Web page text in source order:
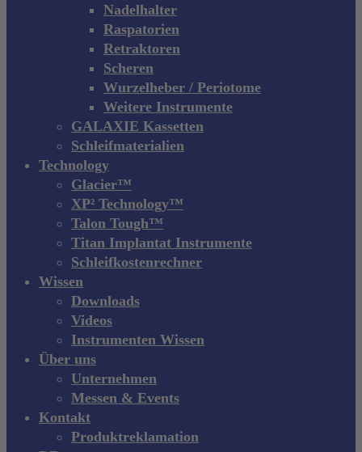
Nadelhalter
Raspatorien
Retraktoren
Scheren
Wurzelheber / Periotome
Weitere Instrumente
GALAXIE Kassetten
Schleifmaterialien
Technology
Glacier™
XP² Technology™
Talon Tough™
Titan Implantat Instrumente
Schleifkostenrechner
Wissen
Downloads
Videos
Instrumenten Wissen
Über uns
Unternehmen
Messen & Events
Kontakt
Produktreklamation